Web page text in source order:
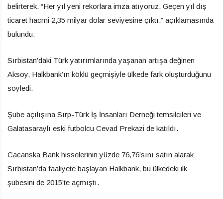
belirterek, “Her yıl yeni rekorlara imza atıyoruz. Geçen yıl dış
ticaret hacmi 2,35 milyar dolar seviyesine çıktı.” açıklamasında
bulundu.
Sırbistan’daki Türk yatırımlarında yaşanan artışa değinen
Aksoy, Halkbank’ın köklü geçmişiyle ülkede fark oluşturduğunu
söyledi.
Şube açılışına Sırp-Türk İş İnsanları Derneği temsilcileri ve
Galatasaraylı eski futbolcu Cevad Prekazi de katıldı.
Cacanska Bank hisselerinin yüzde 76,76’sını satın alarak
Sırbistan’da faaliyete başlayan Halkbank, bu ülkedeki ilk
şubesini de 2015’te açmıştı.